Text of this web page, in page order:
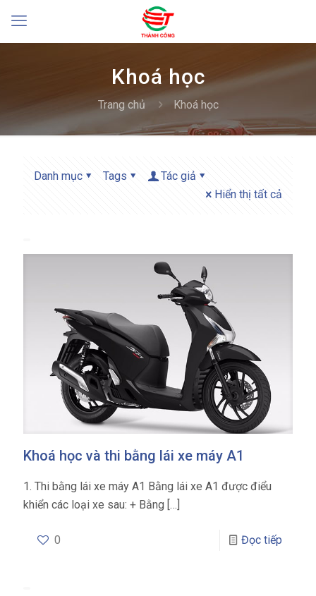
Khoá học
Trang chủ Khoá học
Danh mục Tags
Tác giả
Hiển thị tất cả
Khoá học và thi bằng lái xe máy A1
1. Thi bằng lái xe máy A1 Bằng lái xe A1 được điểu
khiển các loại xe sau: + Bằng […]
0 Đọc tiếp